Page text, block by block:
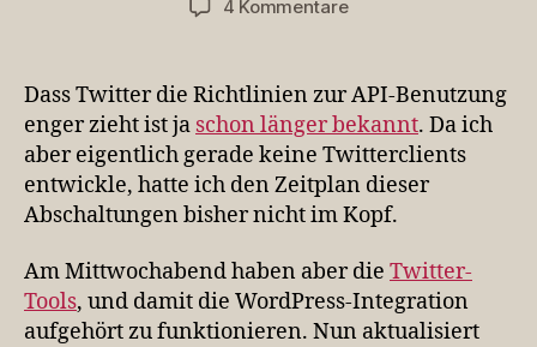
4 Kommentarezu
Dass Twitter die Richtlinien zur API-Benutzung
enger zieht ist ja schon länger bekannt. Da ich
aber eigentlich gerade keine Twitterclients
entwickle, hatte ich den Zeitplan dieser
Abschaltungen bisher nicht im Kopf.
Am Mittwochabend haben aber die Twitter-
Tools, und damit die WordPress-Integration
aufgehört zu funktionieren. Nun aktualisiert